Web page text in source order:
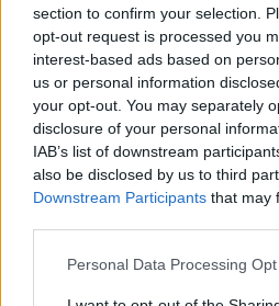
section to confirm your selection.
opt-out request is processed you
interest-based ads based on
us or personal information
your opt-out. You may separately
disclosure of your personal
IAB’s list of downstream
also be disclosed by us to third
Downstream Participants that may
Personal Data Processing
„Kilus gripo epidemijai
sveikatos būklę turi
ligomis sergantys,
žmonės, nėščiosios ir
įstaigų darbuotojai.
pajėgti kaip kitų žmonių,